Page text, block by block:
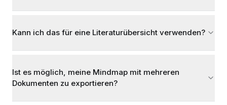
Kann ich das für eine Literaturübersicht verwenden?
Ist es möglich, meine Mindmap mit mehreren
Dokumenten zu exportieren?